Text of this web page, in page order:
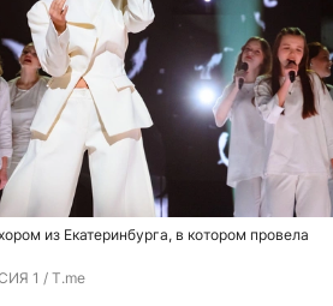
из Екатеринбурга, в котором провела
1 / T.me